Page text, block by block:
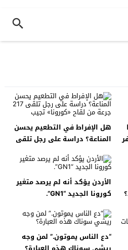
هل الإفراط في التطعيم يحسن
المناعة؟ دراسة على رجل تلقى
الأردن يؤكد أنه لم يرصد متغير
كورونا الجديد “GN1”.
“دع الناس يموتون.” لمن وجه